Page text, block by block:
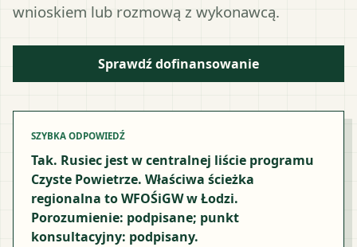
wnioskiem lub rozmową z wykonawcą.
Sprawdź dofinansowanie
SZYBKA ODPOWIEDŹ
Tak. Rusiec jest w centralnej liście programu
Czyste Powietrze. Właściwa ścieżka
regionalna to WFOŚiGW w Łodzi.
Porozumienie: podpisane; punkt
konsultacyjny: podpisany.